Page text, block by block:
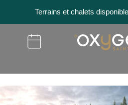
Terrains et chalets